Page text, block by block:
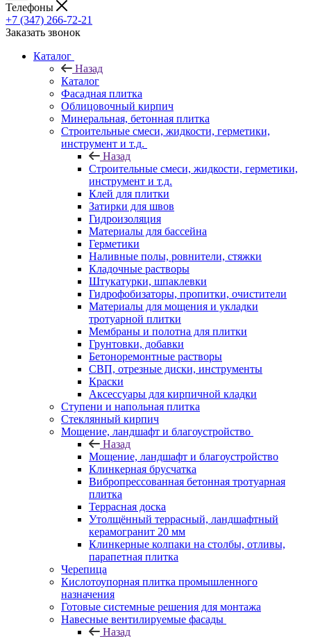
Телефоны
+7 (347) 266-72-21
Заказать звонок
Каталог
Назад
Каталог
Фасадная плитка
Облицовочный кирпич
Минеральная, бетонная плитка
Строительные смеси, жидкости, герметики,
инструмент и т.д.
Назад
Строительные смеси, жидкости, герметики,
инструмент и т.д.
Клей для плитки
Затирки для швов
Гидроизоляция
Материалы для бассейна
Герметики
Наливные полы, ровнители, стяжки
Кладочные растворы
Штукатурки, шпаклевки
Гидрофобизаторы, пропитки, очистители
Материалы для мощения и укладки
тротуарной плитки
Мембраны и полотна для плитки
Грунтовки, добавки
Бетоноремонтные растворы
СВП, отрезные диски, инструменты
Краски
Аксессуары для кирпичной кладки
Ступени и напольная плитка
Cтеклянный кирпич
Мощение, ландшафт и благоустройство
Назад
Мощение, ландшафт и благоустройство
Клинкерная брусчатка
Вибропрессованная бетонная тротуарная
плитка
Террасная доска
Утолщённый террасный, ландшафтный
керамогранит 20 мм
Клинкерные колпаки на столбы, отливы,
парапетная плитка
Черепица
Кислотоупорная плитка промышленного
назначения
Готовые системные решения для монтажа
Навесные вентилируемые фасады
Назад